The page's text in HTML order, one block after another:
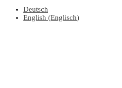
Deutsch
English (Englisch)